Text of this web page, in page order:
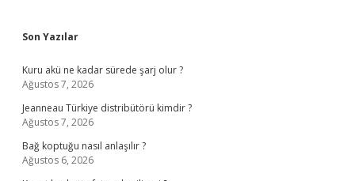
Sidebar
Son Yazılar
Kuru akü ne kadar sürede şarj olur ?
Ağustos 7, 2026
Jeanneau Türkiye distribütörü kimdir ?
Ağustos 7, 2026
Bağ koptuğu nasıl anlaşılır ?
Ağustos 6, 2026